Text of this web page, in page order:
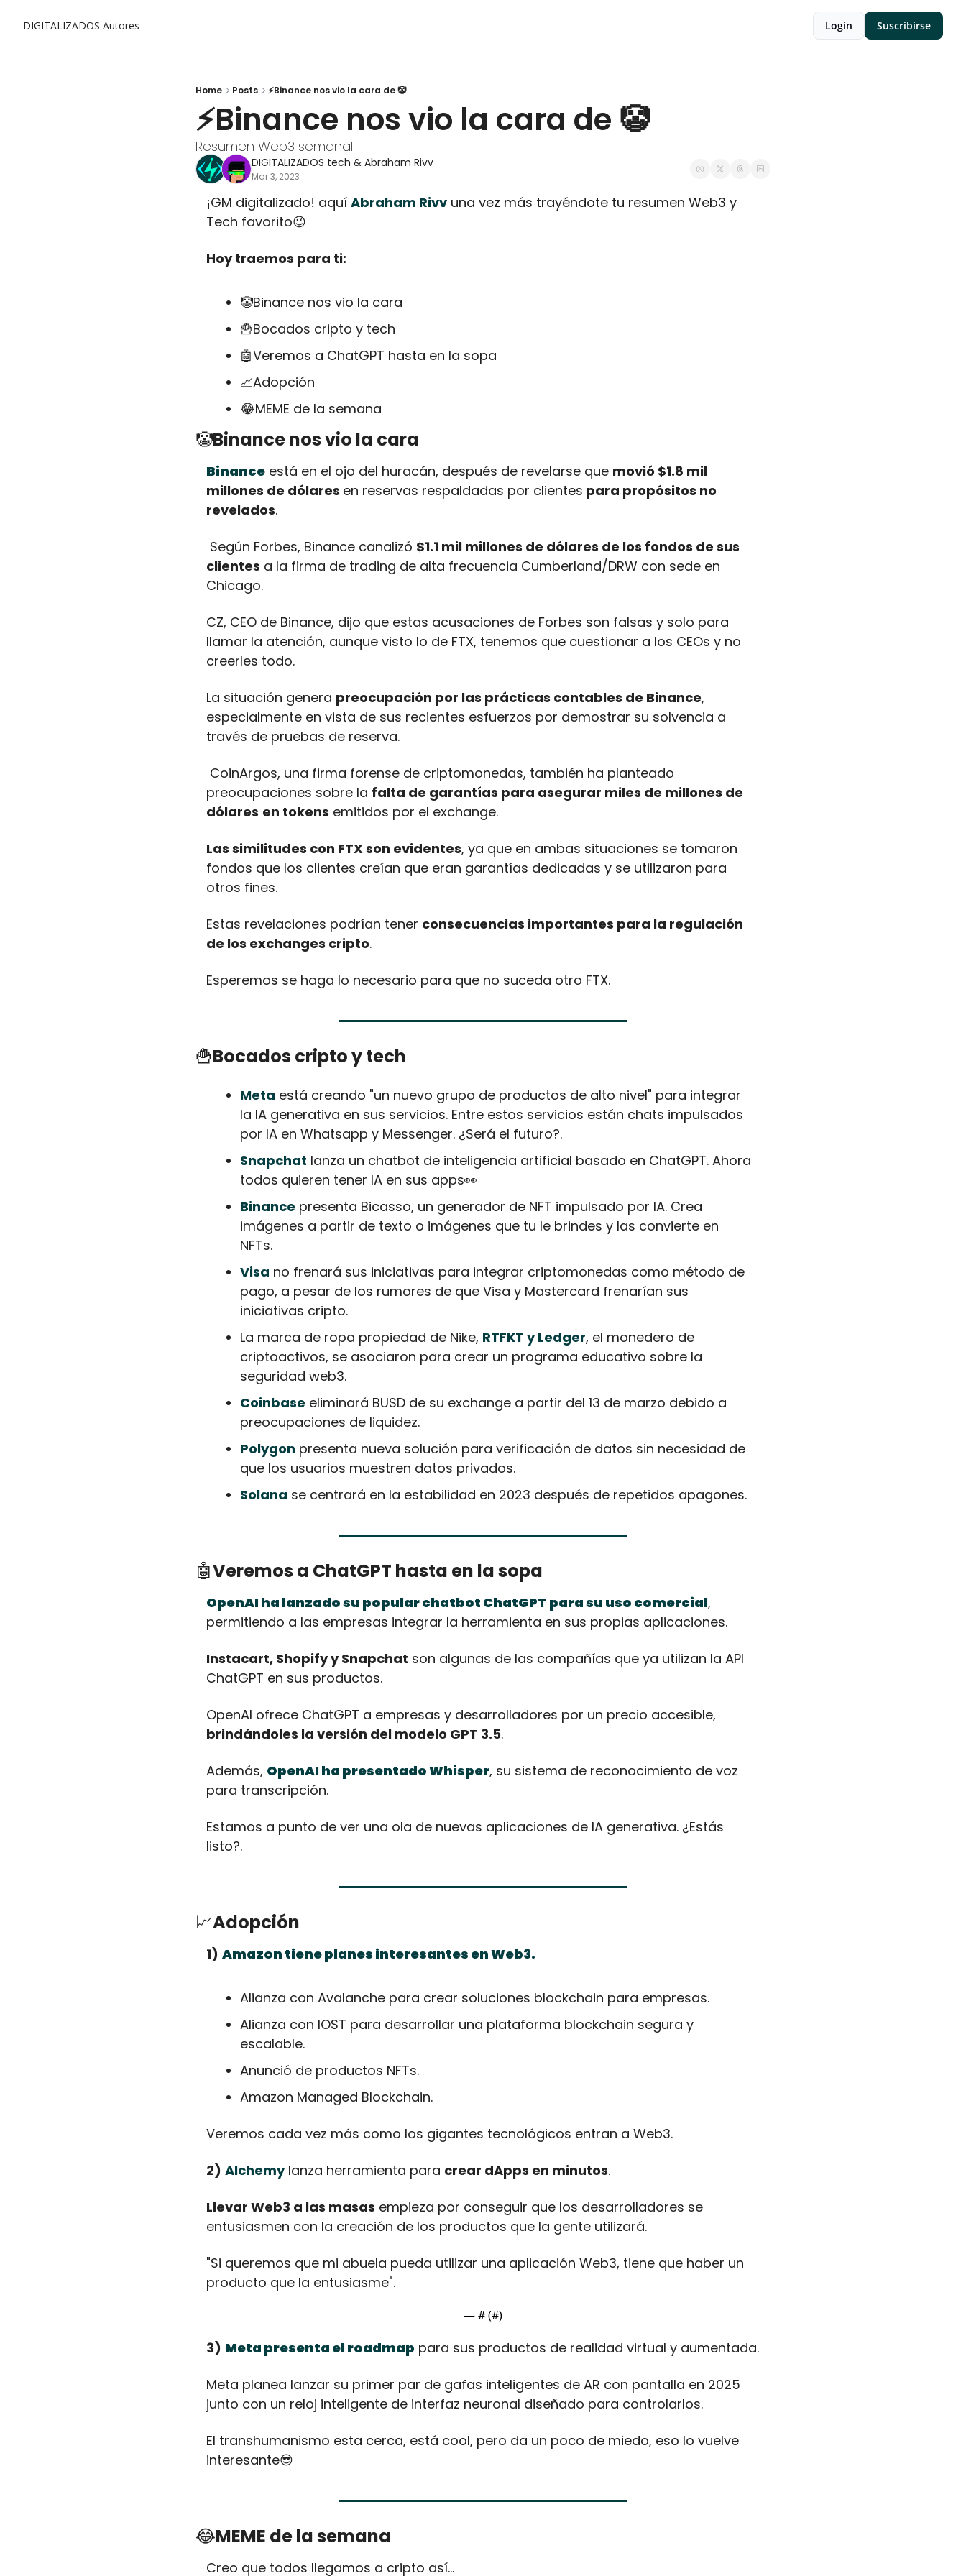
DIGITALIZADOS Autores Login Suscribirse
Home Posts ⚡Binance nos vio la cara de 🤡
⚡Binance nos vio la cara de 🤡
Resumen Web3 semanal
DIGITALIZADOS tech & Abraham Rivv
Mar 3, 2023
¡GM digitalizado! aquí Abraham Rivv una vez más trayéndote tu resumen Web3 y
Tech favorito😉
Hoy traemos para ti:
🤡Binance nos vio la cara
🍟Bocados cripto y tech
🤖Veremos a ChatGPT hasta en la sopa
📈Adopción
😂MEME de la semana
🤡Binance nos vio la cara
Binance está en el ojo del huracán, después de revelarse que movió $1.8 mil
millones de dólares en reservas respaldadas por clientes para propósitos no
revelados.
Según Forbes, Binance canalizó $1.1 mil millones de dólares de los fondos de sus
clientes a la firma de trading de alta frecuencia Cumberland/DRW con sede en
Chicago.
CZ, CEO de Binance, dijo que estas acusaciones de Forbes son falsas y solo para
llamar la atención, aunque visto lo de FTX, tenemos que cuestionar a los CEOs y no
creerles todo.
La situación genera preocupación por las prácticas contables de Binance,
especialmente en vista de sus recientes esfuerzos por demostrar su solvencia a
través de pruebas de reserva.
preocupaciones sobre la falta de garantías para asegurar miles de millones de
dólares en tokens emitidos por el exchange.
Las similitudes con FTX son evidentes, ya que en ambas situaciones se tomaron
fondos que los clientes creían que eran garantías dedicadas y se utilizaron para
otros fines.
Estas revelaciones podrían tener consecuencias importantes para la regulación
de los exchanges cripto.
Esperemos se haga lo necesario para que no suceda otro FTX.
🍟Bocados cripto y tech
Meta está creando "un nuevo grupo de productos de alto nivel" para integrar
la IA generativa en sus servicios. Entre estos servicios están chats impulsados
por IA en Whatsapp y Messenger. ¿Será el futuro?.
Snapchat lanza un chatbot de inteligencia artificial basado en ChatGPT. Ahora
todos quieren tener IA en sus apps👀
Binance presenta Bicasso, un generador de NFT impulsado por IA. Crea
imágenes a partir de texto o imágenes que tu le brindes y las convierte en
NFTs.
Visa no frenará sus iniciativas para integrar criptomonedas como método de
pago, a pesar de los rumores de que Visa y Mastercard frenarían sus
iniciativas cripto.
La marca de ropa propiedad de Nike, RTFKT y Ledger, el monedero de
criptoactivos, se asociaron para crear un programa educativo sobre la
seguridad web3.
Coinbase eliminará BUSD de su exchange a partir del 13 de marzo debido a
preocupaciones de liquidez.
Polygon presenta nueva solución para verificación de datos sin necesidad de
que los usuarios muestren datos privados.
Solana se centrará en la estabilidad en 2023 después de repetidos apagones.
🤖Veremos a ChatGPT hasta en la sopa
OpenAI ha lanzado su popular chatbot ChatGPT para su uso comercial,
permitiendo a las empresas integrar la herramienta en sus propias aplicaciones.
Instacart, Shopify y Snapchat son algunas de las compañías que ya utilizan la API
ChatGPT en sus productos.
brindándoles la versión del modelo GPT 3.5.
Además, OpenAI ha presentado Whisper, su sistema de reconocimiento de voz
para transcripción.
Estamos a punto de ver una ola de nuevas aplicaciones de IA generativa. ¿Estás
listo?.
📈Adopción
1) Amazon tiene planes interesantes en Web3.
Alianza con Avalanche para crear soluciones blockchain para empresas.
Alianza con IOST para desarrollar una plataforma blockchain segura y
escalable.
Anunció de productos NFTs.
Amazon Managed Blockchain.
Veremos cada vez más como los gigantes tecnológicos entran a Web3.
2) Alchemy lanza herramienta para crear dApps en minutos.
Llevar Web3 a las masas empieza por conseguir que los desarrolladores se
entusiasmen con la creación de los productos que la gente utilizará.
"Si queremos que mi abuela pueda utilizar una aplicación Web3, tiene que haber un
producto que la entusiasme".
— # (#)
3) Meta presenta el roadmap para sus productos de realidad virtual y aumentada.
Meta planea lanzar su primer par de gafas inteligentes de AR con pantalla en 2025
junto con un reloj inteligente de interfaz neuronal diseñado para controlarlos.
El transhumanismo esta cerca, está cool, pero da un poco de miedo, eso lo vuelve
interesante😎
😂MEME de la semana
Creo que todos llegamos a cripto así...